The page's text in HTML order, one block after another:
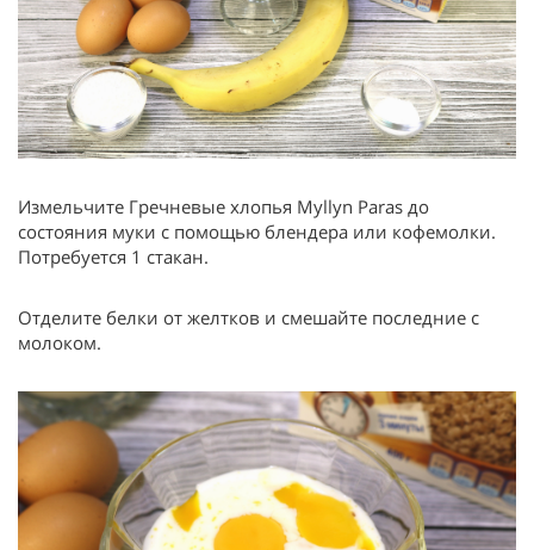
Измельчите Гречневые хлопья Myllyn Paras до
состояния муки с помощью блендера или кофемолки.
Потребуется 1 стакан.
Отделите белки от желтков и смешайте последние с
молоком.